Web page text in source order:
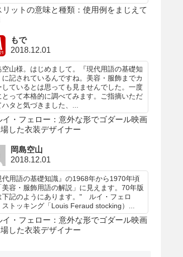
リットの意味と種類：使用例をまじえて
もで
2018.12.01
空山様。はじめまして。『現代用語の基礎知
に記されているんですね。美容・服飾までカ
しているとは思っても見ませんでした。一度
とって本格的に調べてみます。ご指摘いただ
ハタと気づきました、...
イ・フェロー：意外な形でゴダール映画
した衣装デザイナー
岡島空山
2018.12.01
代用語の基礎知識』の1968年から1970年頃
美容・服飾用語の解説」に見えます。70年版
下記のようにあります。" ルイ・フェロ
ストッキング「Louis Feraud stocking）...
イ・フェロー：意外な形でゴダール映画
した衣装デザイナー